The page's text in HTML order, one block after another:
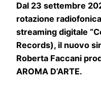
Dal 23 settembre
rotazione
streaming digitale
Records), il nuovo
Roberta Faccani
AROMA D’ARTE.